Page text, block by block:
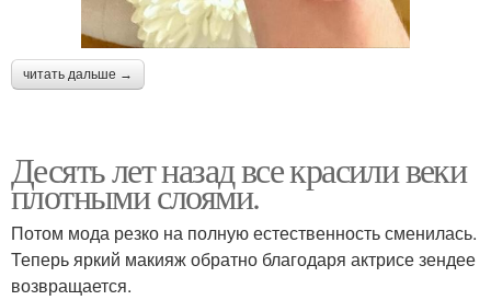
читать дальше →
Десять лет назад все красили веки
плотными слоями.
Потом мода резко на полную естественность сменилась.
Теперь яркий макияж обратно благодаря актрисе зендее
возвращается.